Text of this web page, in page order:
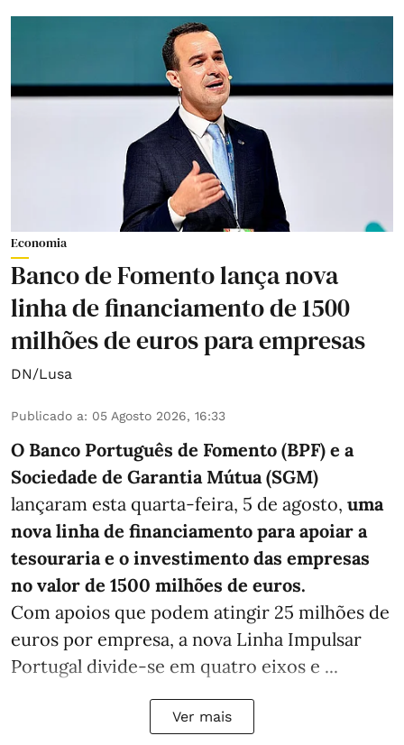
Economia
Banco de Fomento lança nova
linha de financiamento de 1500
milhões de euros para empresas
DN/Lusa
Publicado a: 05 Agosto 2026, 16:33
O Banco Português de Fomento (BPF) e a
Sociedade de Garantia Mútua (SGM)
lançaram esta quarta-feira, 5 de agosto, uma
nova linha de financiamento para apoiar a
tesouraria e o investimento das empresas
no valor de 1500 milhões de euros.
Com apoios que podem atingir 25 milhões de
euros por empresa, a nova Linha Impulsar
Portugal divide-se em quatro eixos e ...
Ver mais